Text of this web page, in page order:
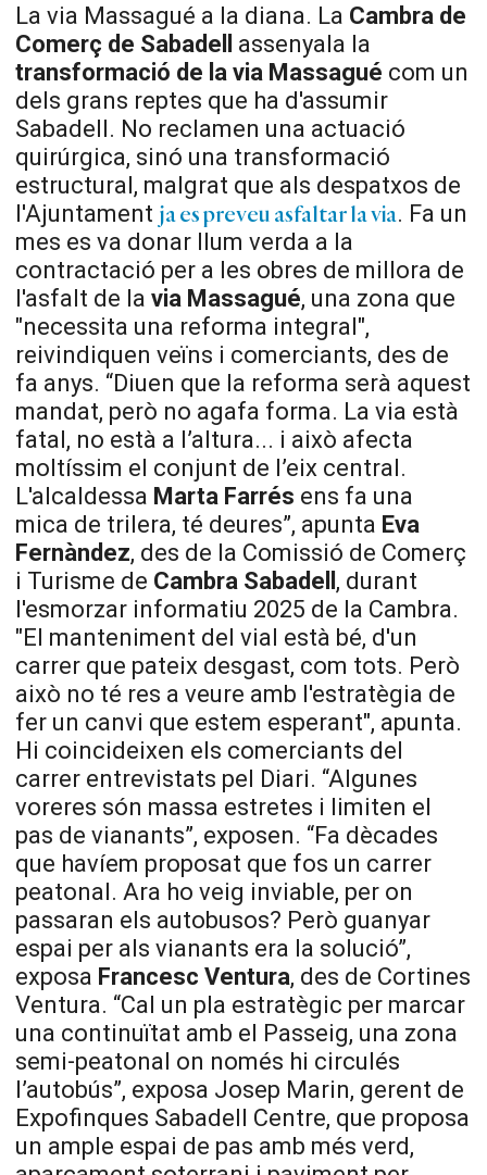
La via Massagué a la diana. La Cambra de
Comerç de Sabadell
assenyala la
transformació de la via Massagué com un
dels grans reptes que ha d'assumir
Sabadell. No reclamen una actuació
quirúrgica, sinó una transformació
estructural, malgrat que als despatxos de
l'Ajuntament ja es preveu asfaltar la via. Fa un
mes es va donar llum verda a la
contractació per a les obres de millora de
l'asfalt de lavia Massagué, una zona que
"necessita una reforma integral",
reivindiquen veïns i comerciants, des de
fa anys. “Diuen que la reforma serà aquest
mandat, però no agafa forma. La via està
fatal, no està a l’altura... i això afecta
moltíssim el conjunt de l’eix central.
L'alcaldessa Marta Farrés ens fa una
mica de trilera, té deures”, apunta Eva
Fernàndez, des de la Comissió de Comerç
i Turisme de Cambra Sabadell , durant
l'esmorzar informatiu 2025 de la Cambra.
"El manteniment del vial està bé, d'un
carrer que pateix desgast, com tots. Però
això no té res a veure amb l'estratègia de
fer un canvi que estem esperant", apunta.
Hi coincideixen els comerciants del
carrer entrevistats pel Diari. “Algunes
voreres són massa estretes i limiten el
pas de vianants”, exposen. “Fa dècades
que havíem proposat que fos un carrer
peatonal. Ara ho veig inviable, per on
passaran els autobusos? Però guanyar
espai per als vianants era la solució”,
exposa Francesc Ventura, des de Cortines
Ventura. “Cal un pla estratègic per marcar
una continuïtat amb el Passeig, una zona
semi-peatonal on només hi circulés
l’autobús”, exposa Josep Marin, gerent de
Expofinques Sabadell Centre, que proposa
un ample espai de pas amb més verd,